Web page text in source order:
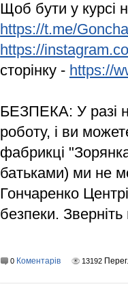
Щоб бути у курсі
https://t.me/
https://
сторінку - https://
БЕЗПЕКА: У разі
роботу, і ви
фабрикці
батьками) ми не
Гончаренко
безпеки.
0 Коментарів 13192